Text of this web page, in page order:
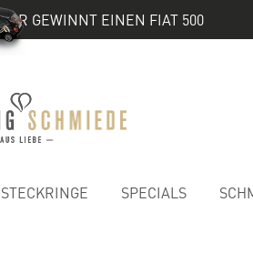
GEWINNT EINEN FIAT 500
SPECIALS